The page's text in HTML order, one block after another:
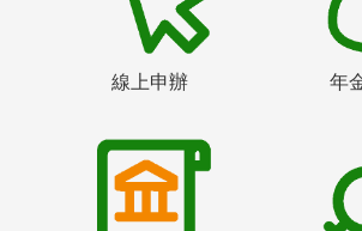
線上申辦 年